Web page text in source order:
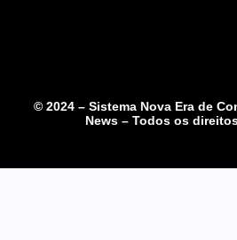
© 2024 – Sistema Nova Era de
News – Todos os